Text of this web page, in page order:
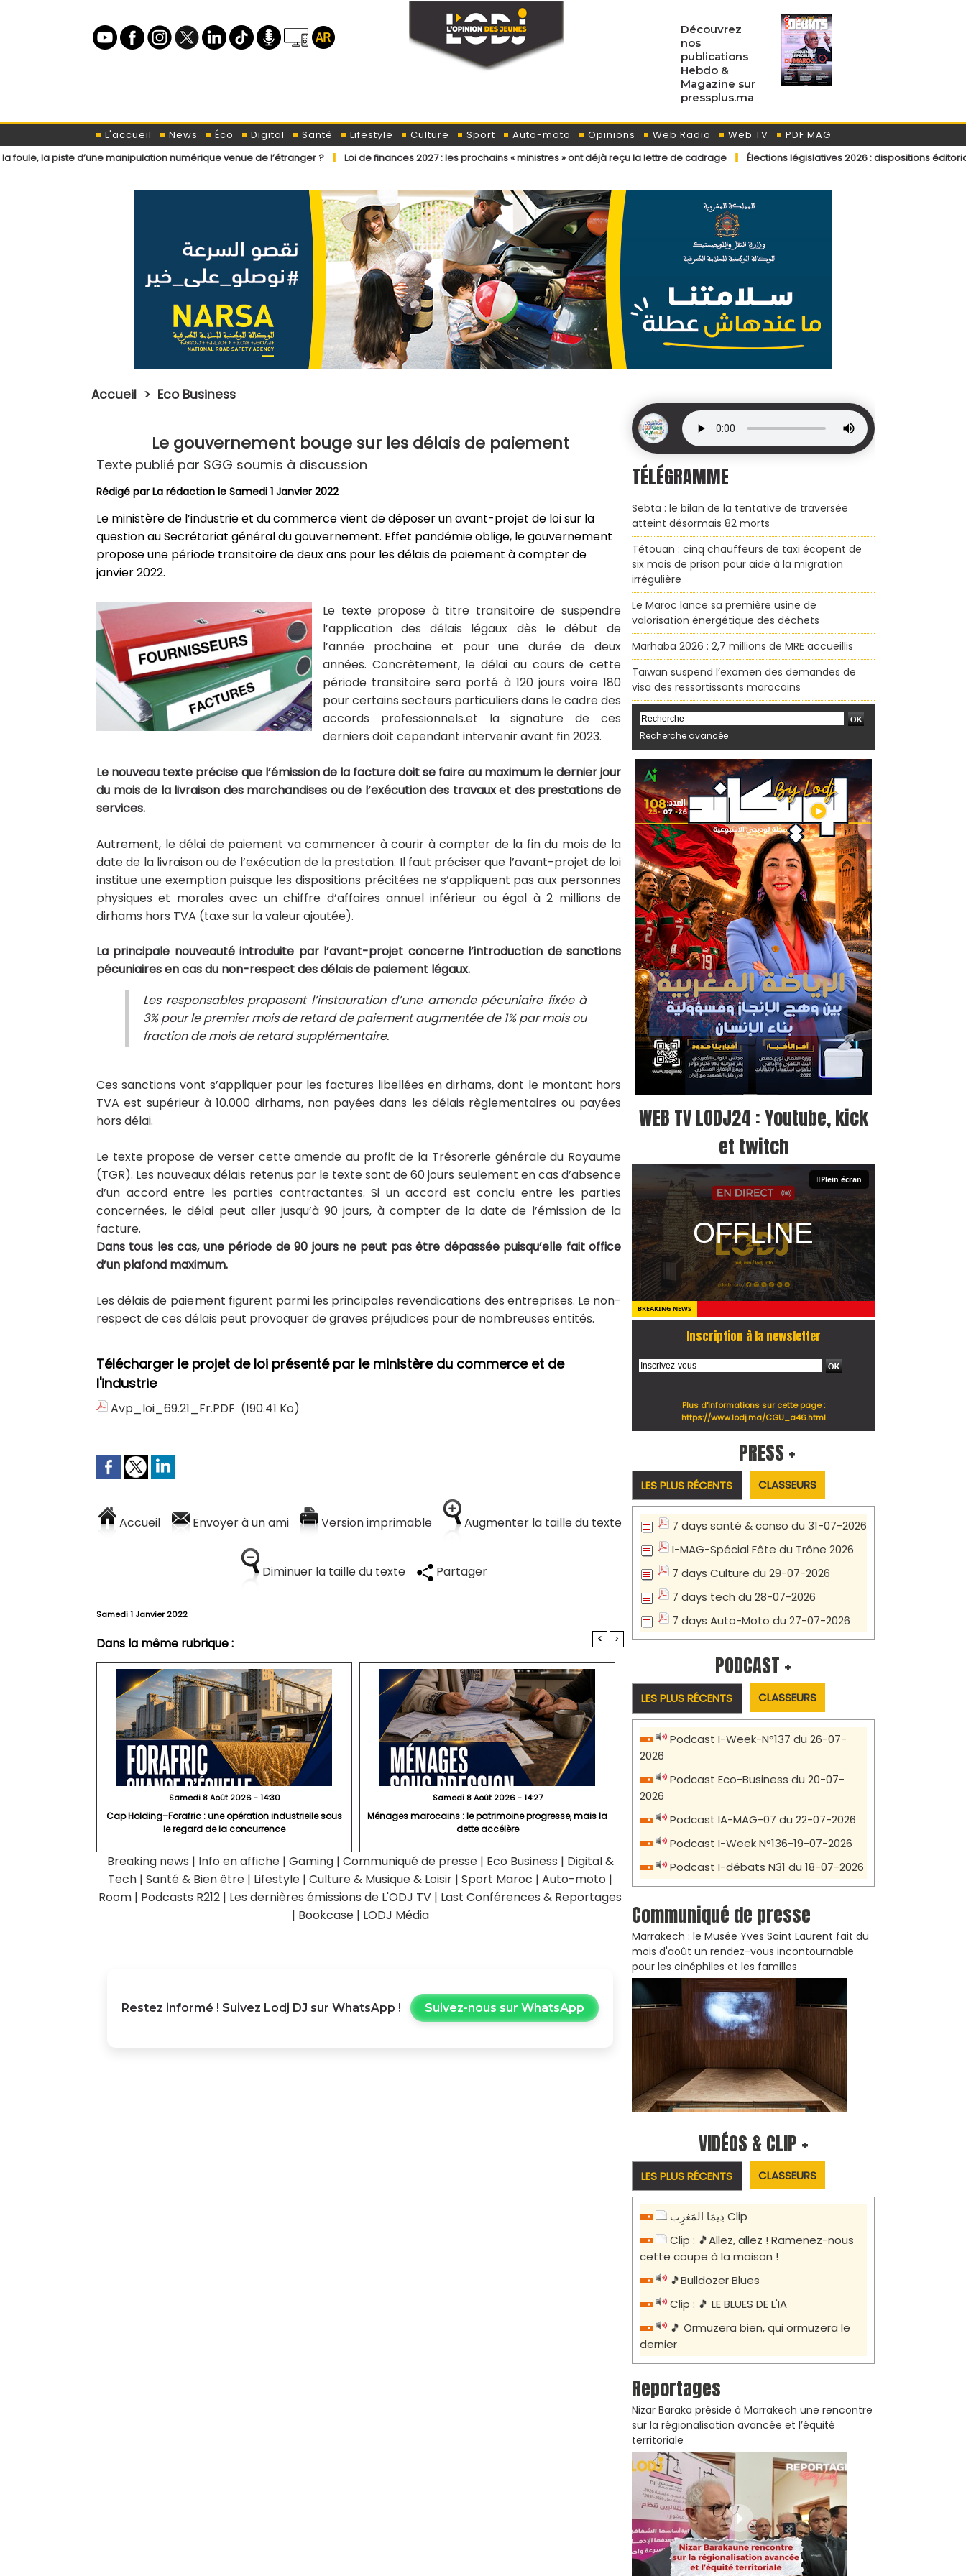
Découvrez
nos
publications
Hebdo &
Magazine sur
pressplus.ma
L'accueil News Éco Digital Santé Lifestyle Culture Sport Auto-moto Opinions Web Radio Web TV
PDF MAG
manipulation numérique venue de l’étranger ?
Loi de finances 2027 : les prochains « ministres » ont déjà reçu la lettre de cadrage Élections législatives 2026 : dispositions éditoriales applicables
Accueil > Eco Business
Le gouvernement bouge sur les délais de paiement
Texte publié par SGG soumis à discussion
Rédigé par La rédaction le Samedi 1 Janvier 2022
Le ministère de l’industrie et du commerce vient de déposer un avant-projet de loi sur la
question au Secrétariat général du gouvernement. Effet pandémie oblige, le gouvernement
propose une période transitoire de deux ans pour les délais de paiement à compter de
janvier 2022.
Le texte propose à titre transitoire de suspendre
l’application des délais légaux dès le début de
l’année prochaine et pour une durée de deux
années. Concrètement, le délai au cours de cette
période transitoire sera porté à 120 jours voire 180
pour certains secteurs particuliers dans le cadre des
accords professionnels.et la signature de ces
derniers doit cependant intervenir avant fin 2023.
Le nouveau texte précise que l’émission de la facture doit se faire au maximum le dernier jour
du mois de la livraison des marchandises ou de l’exécution des travaux et des prestations de
services.
Autrement, le délai de paiement va commencer à courir à compter de la fin du mois de la
date de la livraison ou de l’exécution de la prestation. Il faut préciser que l’avant-projet de loi
institue une exemption puisque les dispositions précitées ne s’appliquent pas aux personnes
physiques et morales avec un chiffre d’affaires annuel inférieur ou égal à 2 millions de
dirhams hors TVA (taxe sur la valeur ajoutée).
La principale nouveauté introduite par l’avant-projet concerne l’introduction de sanctions
pécuniaires en cas du non-respect des délais de paiement légaux.
Les responsables proposent l’instauration d’une amende pécuniaire fixée à
3% pour le premier mois de retard de paiement augmentée de 1% par mois ou
fraction de mois de retard supplémentaire.
Ces sanctions vont s’appliquer pour les factures libellées en dirhams, dont le montant hors
TVA est supérieur à 10.000 dirhams, non payées dans les délais règlementaires ou payées
hors délai.
Le texte propose de verser cette amende au profit de la Trésorerie générale du Royaume
(TGR). Les nouveaux délais retenus par le texte sont de 60 jours seulement en cas d’absence
d’un accord entre les parties contractantes. Si un accord est conclu entre les parties
concernées, le délai peut aller jusqu’à 90 jours, à compter de la date de l’émission de la
facture.
Dans tous les cas, une période de 90 jours ne peut pas être dépassée puisqu’elle fait office
d’un plafond maximum.
Les délais de paiement figurent parmi les principales revendications des entreprises. Le non-
respect de ces délais peut provoquer de graves préjudices pour de nombreuses entités.
Télécharger le projet de loi présenté par le ministère du commerce et de
l'industrie
Avp_loi_69.21_Fr.PDF (190.41 Ko)
Accueil Envoyer à un ami Version imprimable Augmenter la taille du texte
Diminuer la taille du texte Partager
Samedi 1 Janvier 2022
Dans la même rubrique : < >
Samedi 8 Août 2026 - 14:30
Cap Holding–Forafric : une opération industrielle sous
le regard de la concurrence
Samedi 8 Août 2026 - 14:27
Ménages marocains : le patrimoine progresse, mais la
dette accélère
Breaking news | Info en affiche | Gaming | Communiqué de presse | Eco Business | Digital &
Tech | Santé & Bien être | Lifestyle | Culture & Musique & Loisir | Sport Maroc | Auto-moto |
Room | Podcasts R212 | Les dernières émissions de L'ODJ TV | Last Conférences & Reportages
| Bookcase | LODJ Média
Restez informé ! Suivez Lodj DJ sur WhatsApp ! Suivez-nous sur WhatsApp
TÉLÉGRAMME
Sebta : le bilan de la tentative de traversée
atteint désormais 82 morts
Tétouan : cinq chauffeurs de taxi écopent de
six mois de prison pour aide à la migration
irrégulière
Le Maroc lance sa première usine de
valorisation énergétique des déchets
Marhaba 2026 : 2,7 millions de MRE accueillis
Taïwan suspend l’examen des demandes de
visa des ressortissants marocains
Recherche avancée
WEB TV LODJ24 : Youtube, kick
et twitch
Plein écran
BREAKING NEWS
Inscription à la newsletter
Plus d'informations sur cette page :
https://www.lodj.ma/CGU_a46.html
PRESS +
LES PLUS RÉCENTS CLASSEURS
7 days santé & conso du 31-07-2026
I-MAG-Spécial Fête du Trône 2026
7 days Culture du 29-07-2026
7 days tech du 28-07-2026
7 days Auto-Moto du 27-07-2026
PODCAST +
LES PLUS RÉCENTS CLASSEURS
Podcast I-Week-N°137 du 26-07-
2026
Podcast Eco-Business du 20-07-
2026
Podcast IA-MAG-07 du 22-07-2026
Podcast I-Week N°136-19-07-2026
Podcast I-débats N31 du 18-07-2026
Communiqué de presse
Marrakech : le Musée Yves Saint Laurent fait du
mois d'août un rendez-vous incontournable
pour les cinéphiles et les familles
VIDÉOS & CLIP +
LES PLUS RÉCENTS CLASSEURS
دِيمَا المَغرِب Clip
Clip : 🎵Allez, allez ! Ramenez-nous
cette coupe à la maison !
🎵Bulldozer Blues
Clip : 🎵 LE BLUES DE L'IA
🎵 Ormuzera bien, qui ormuzera le
dernier
Reportages
Nizar Baraka préside à Marrakech une rencontre
sur la régionalisation avancée et l’équité
territoriale